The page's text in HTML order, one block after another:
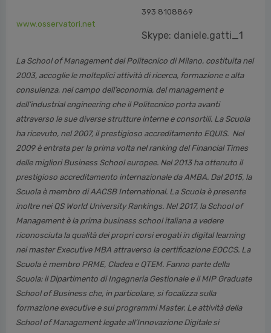
www.osservatori.net
393 8108869
Skype: daniele.gatti_1
La School of Management del Politecnico di Milano, costituita nel
2003, accoglie le molteplici attività di ricerca, formazione e alta
consulenza, nel campo dell’economia, del management e
dell’industrial engineering che il Politecnico porta avanti
attraverso le sue diverse strutture interne e consortili. La Scuola
ha ricevuto, nel 2007, il prestigioso accreditamento EQUIS. Nel
2009 è entrata per la prima volta nel ranking del Financial Times
delle migliori Business School europee. Nel 2013 ha ottenuto il
prestigioso accreditamento internazionale da AMBA. Dal 2015, la
Scuola è membro di AACSB International. La Scuola è presente
inoltre nei QS World University Rankings. Nel 2017, la School of
Management è la prima business school italiana a vedere
riconosciuta la qualità dei propri corsi erogati in digital learning
nei master Executive MBA attraverso la certificazione EOCCS. La
Scuola è membro PRME, Cladea e QTEM. Fanno parte della
Scuola: il Dipartimento di Ingegneria Gestionale e il MIP Graduate
School of Business che, in particolare, si focalizza sulla
formazione executive e sui programmi Master. Le attività della
School of Management legate all’Innovazione Digitale si